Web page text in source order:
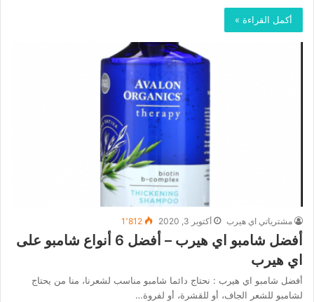
أكمل القراءة »
مشترياتي اي هيرب أكتوبر 3, 2020 1٬812
أفضل شامبو اي هيرب – أفضل 6 أنواع شامبو على
اي هيرب
أفضل شامبو اي هيرب : نحتاج دائما شامبو مناسب لشعرنا، منا من يحتاج
لشامبو للشعر الجاف، أو للقشرة، أو لفروة…